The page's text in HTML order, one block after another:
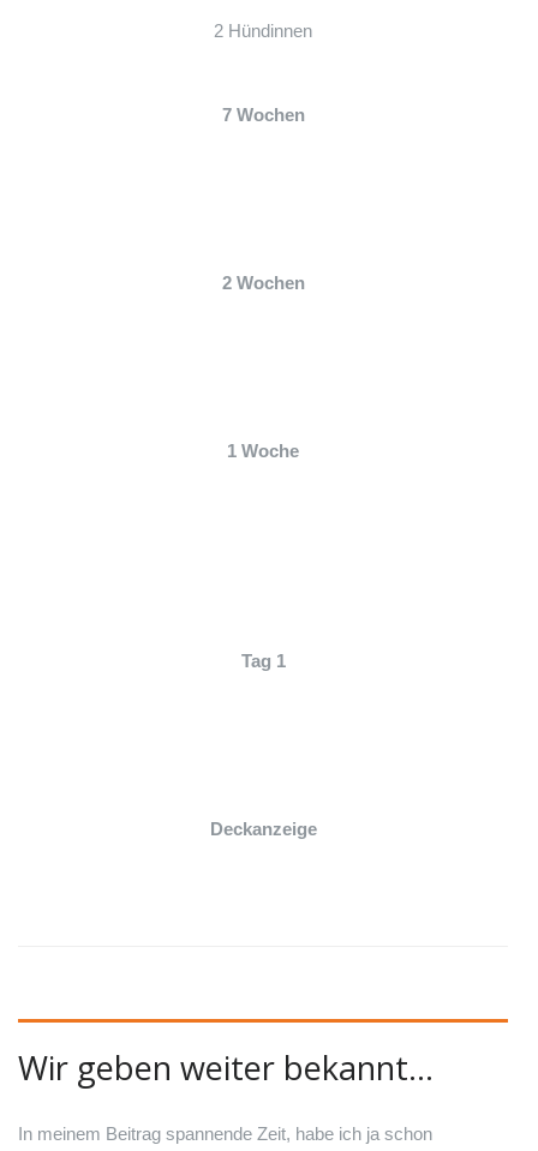
2 Hündinnen
7 Wochen
2 Wochen
1 Woche
Tag 1
Deckanzeige
Wir geben weiter bekannt…
In meinem Beitrag spannende Zeit, habe ich ja schon